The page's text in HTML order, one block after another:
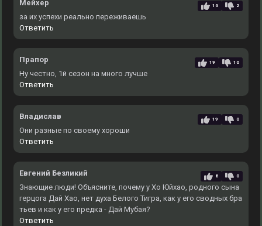
Мейхер 16 2
за их успехи реально переживаешь
Ответить
Прапор 19 10
Ну честно, 1й сезон на много лучше
Ответить
Владислав 19 0
Они разные по своему хороши
Ответить
Евгений Безликий 8 0
Знающие люди! Объясните, почему у Хо Юйхао, родного сына
герцога Дай Хао, нет духа Белого Тигра, как у его сводных бра
тьев и как у его предка - Дай Мубая?
Ответить